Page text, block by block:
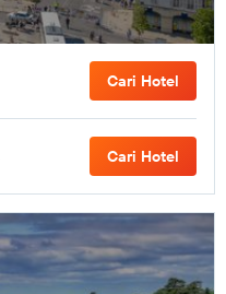
Cari Hotel
Cari Hotel